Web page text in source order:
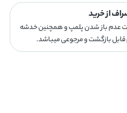
از خرید
عدم باز شدن پلمپ و همچنین خدشه
بازگشت و مرجوعی میباشد.